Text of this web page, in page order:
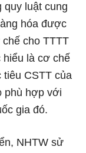
quy luật cung
hóa được
cho TTTT
là cơ chế
tiêu CSTT của
phù hợp với
gia đó.
NHTW sử